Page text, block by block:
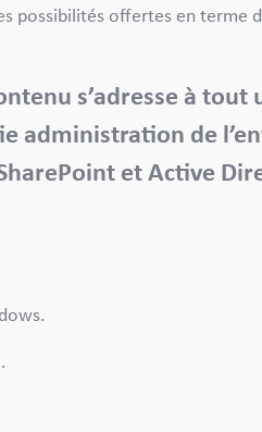
possibilités offertes en terme
s’adresse à tout
administration de
et Active